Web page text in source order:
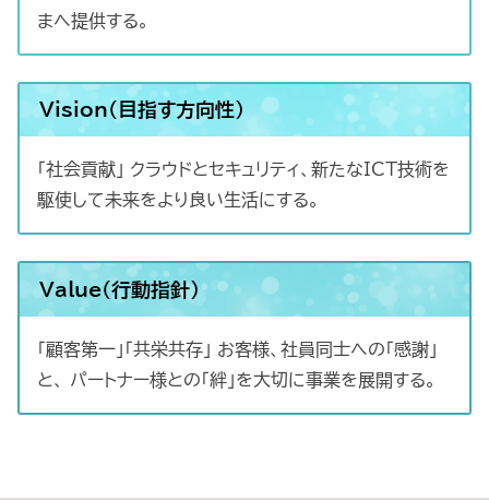
まへ提供する。
Vision(目指す方向性)
「社会貢献」 クラウドとセキュリティ、新たなICT技術を
駆使して未来をより良い生活にする。
Value(行動指針)
「顧客第一」「共栄共存」 お客様、社員同士への「感謝」
と、 パートナー様との「絆」を大切に事業を展開する。